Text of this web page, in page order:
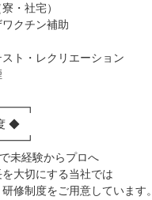
・社宅）
クチン補助
ト・レクリエーション
◆
未経験からプロへ
大切にする当社では
修制度をご用意しています。